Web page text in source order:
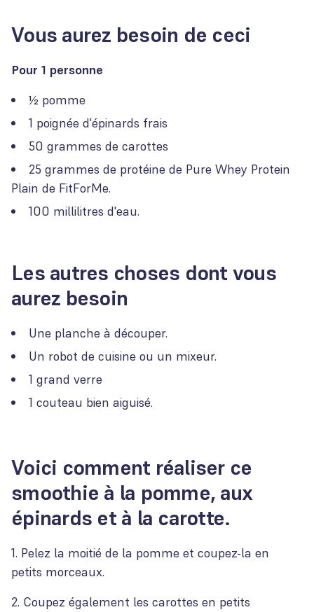
Vous aurez besoin de ceci
Pour 1 personne
½ pomme
1 poignée d'épinards frais
50 grammes de carottes
25 grammes de protéine de Pure Whey Protein
Plain de FitForMe.
100 millilitres d'eau.
Les autres choses dont vous
aurez besoin
Une planche à découper.
Un robot de cuisine ou un mixeur.
1 grand verre
1 couteau bien aiguisé.
Voici comment réaliser ce
smoothie à la pomme, aux
épinards et à la carotte.
1. Pelez la moitié de la pomme et coupez-la en
petits morceaux.
2. Coupez également les carottes en petits